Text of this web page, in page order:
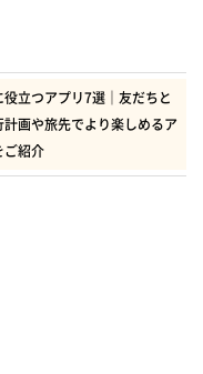
役立つアプリ7選｜友だちと
計画や旅先でより楽しめるア
ご紹介